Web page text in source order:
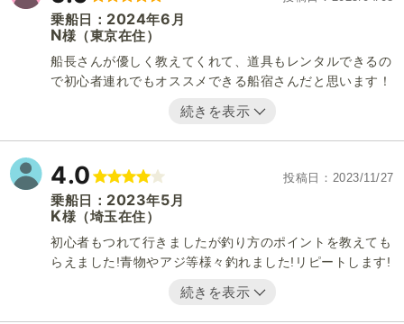
乗船日： 2024年6 月
N様 （東京在住）
船長さんが優しく教えてくれて、道具もレンタルできるの
で初心者連れでもオススメできる船宿さんだと思います！
続きを表示
4.0 投稿日 2023/11/27
乗船日： 2023年5 月
K様 （埼玉在住）
初心者もつれて行きましたが釣り方のポイントを教えても
らえました!青物やアジ等様々釣れました!リピートします!
続きを表示